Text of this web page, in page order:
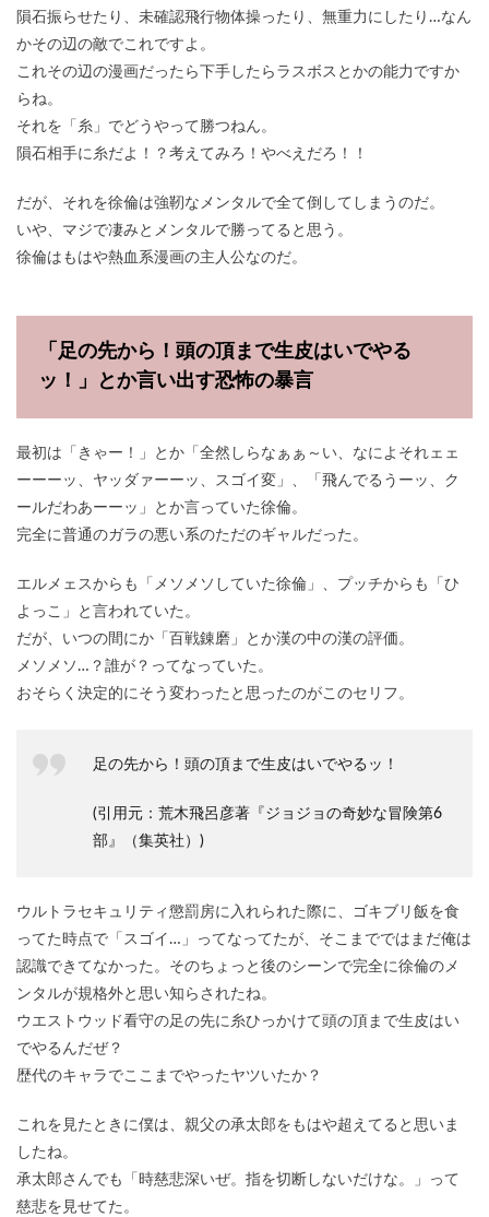
隕石振らせたり、未確認飛行物体操ったり、無重力にしたり…なん
かその辺の敵でこれですよ。
これその辺の漫画だったら下手したらラスボスとかの能力ですか
らね。
それを「糸」でどうやって勝つねん。
隕石相手に糸だよ！？考えてみろ！やべえだろ！！
だが、それを徐倫は強靭なメンタルで全て倒してしまうのだ。
いや、マジで凄みとメンタルで勝ってると思う。
徐倫はもはや熱血系漫画の主人公なのだ。
「足の先から！頭の頂まで生皮はいでやる
ッ！」とか言い出す恐怖の暴言
最初は「きゃー！」とか「全然しらなぁぁ～い、なによそれェェ
ーーーッ、ヤッダァーーッ、スゴイ変」、「飛んでるうーッ、ク
ールだわあーーッ」とか言っていた徐倫。
完全に普通のガラの悪い系のただのギャルだった。
エルメェスからも「メソメソしていた徐倫」、プッチからも「ひ
よっこ」と言われていた。
だが、いつの間にか「百戦錬磨」とか漢の中の漢の評価。
メソメソ…？誰が？ってなっていた。
おそらく決定的にそう変わったと思ったのがこのセリフ。
足の先から！頭の頂まで生皮はいでやるッ！
(引用元：荒木飛呂彦著『ジョジョの奇妙な冒険第6
部』（集英社）)
ウルトラセキュリティ懲罰房に入れられた際に、ゴキブリ飯を食
ってた時点で「スゴイ…」ってなってたが、そこまでではまだ俺は
認識できてなかった。そのちょっと後のシーンで完全に徐倫のメ
ンタルが規格外と思い知らされたね。
ウエストウッド看守の足の先に糸ひっかけて頭の頂まで生皮はい
でやるんだぜ？
歴代のキャラでここまでやったヤツいたか？
これを見たときに僕は、親父の承太郎をもはや超えてると思いま
したね。
承太郎さんでも「時慈悲深いぜ。指を切断しないだけな。」って
慈悲を見せてた。